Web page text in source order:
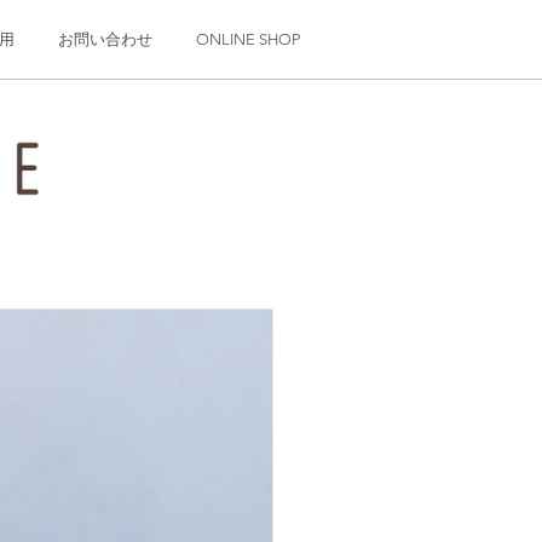
お問い合わせ ONLINE SHOP